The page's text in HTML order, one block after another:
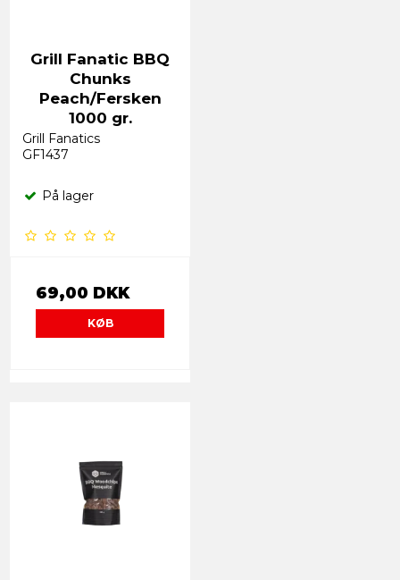
Grill Fanatic BBQ
Chunks
Peach/Fersken
1000 gr.
Grill Fanatics
GF1437
På lager
69,00 DKK
KØB